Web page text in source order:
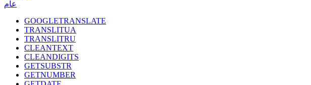
عام
GOOGLETRANSLATE
TRANSLITUA
TRANSLITRU
CLEANTEXT
CLEANDIGITS
GETSUBSTR
GETNUMBER